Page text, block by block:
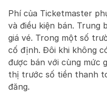
Phí của Ticketmaster
và điều kiện bán. Trung
giá vé. Trong một số
cố định. Đôi khi không
được bán với cùng mức
thị trước số tiền thanh
đăng.